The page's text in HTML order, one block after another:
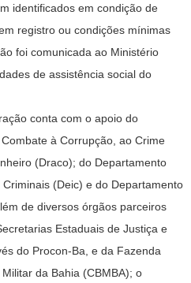
identificados em condição de
registro ou condições mínimas
foi comunicada ao Ministério
de assistência social do
conta com o apoio do
à Corrupção, ao Crime
(Draco); do Departamento
(Deic) e do Departamento
de diversos órgãos parceiros
Estaduais de Justiça e
do Procon-Ba, e da Fazenda
da Bahia (CBMBA); o